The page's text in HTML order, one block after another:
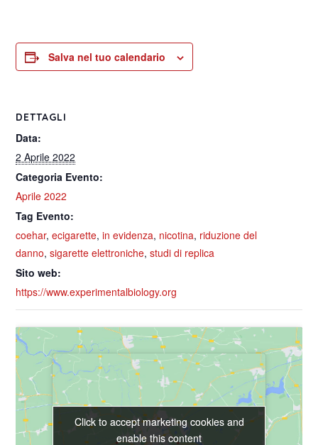
Salva nel tuo calendario
DETTAGLI
Data:
2 Aprile 2022
Categoria Evento:
Aprile 2022
Tag Evento:
coehar,ecigarette,in evidenza, nicotina, riduzione del
danno,sigarette elettroniche,studi di replica
Sito web:
https://www.experimentalbiology.org
Click to accept marketing cookies and
enable this content
Click to accept marketing cookies and
enable this content